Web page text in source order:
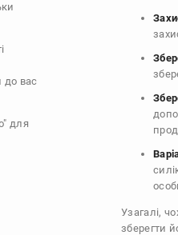
до вас
для
Узагалі,
зберегти